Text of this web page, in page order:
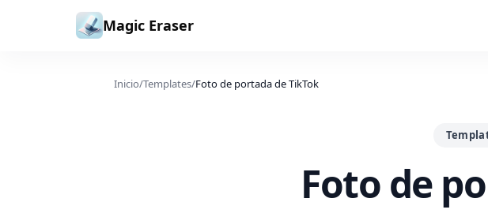
Saltar al contenido
Magic Eraser
Inicio/Templates/Foto de portada de TikTok
Foto de